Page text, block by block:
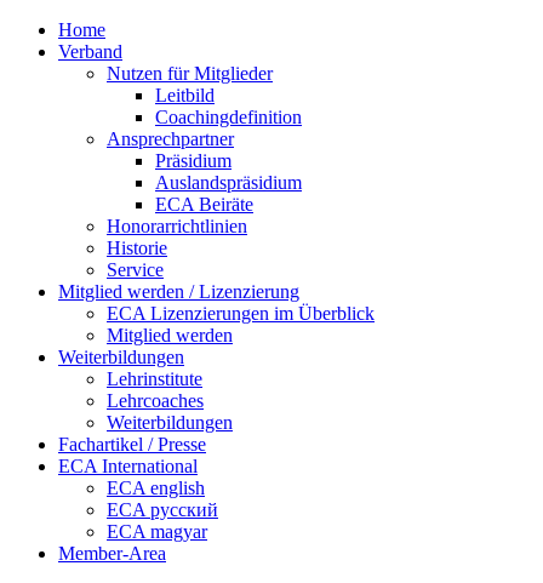
Home
Verband
Nutzen für Mitglieder
Leitbild
Coachingdefinition
Ansprechpartner
Präsidium
Auslandspräsidium
ECA Beiräte
Honorarrichtlinien
Historie
Service
Mitglied werden / Lizenzierung
ECA Lizenzierungen im Überblick
Mitglied werden
Weiterbildungen
Lehrinstitute
Lehrcoaches
Weiterbildungen
Fachartikel / Presse
ECA International
ECA english
ECA русский
ECA magyar
Member-Area